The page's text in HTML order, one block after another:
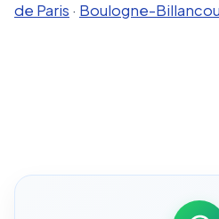
de Paris · Boulogne-